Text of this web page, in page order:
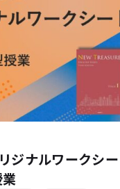
ジナルワークシ